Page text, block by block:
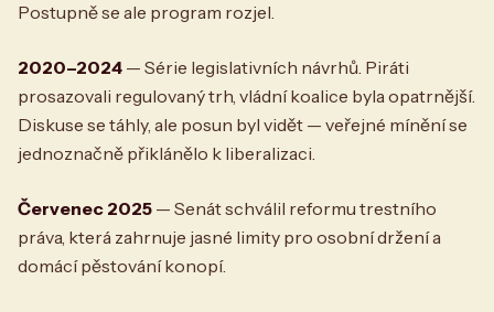
Postupně se ale program rozjel.
2020–2024 — Série legislativních návrhů. Piráti
prosazovali regulovaný trh, vládní koalice byla opatrnější.
Diskuse se táhly, ale posun byl vidět — veřejné mínění se
jednoznačně přiklánělo k liberalizaci.
Červenec 2025 — Senát schválil reformu trestního
práva, která zahrnuje jasné limity pro osobní držení a
domácí pěstování konopí.